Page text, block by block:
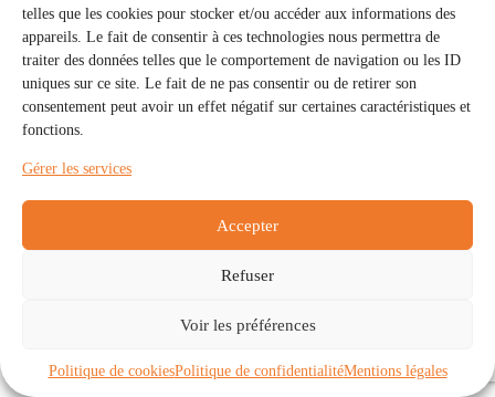
telles que les cookies pour stocker et/ou accéder aux informations des
appareils. Le fait de consentir à ces technologies nous permettra de
traiter des données telles que le comportement de navigation ou les ID
uniques sur ce site. Le fait de ne pas consentir ou de retirer son
consentement peut avoir un effet négatif sur certaines caractéristiques et
fonctions.
Gérer les services
Accepter
Refuser
Voir les préférences
Politique de cookiesPolitique de confidentialitéMentions légales
Communautés
À propos
Politique de cookies (UE)